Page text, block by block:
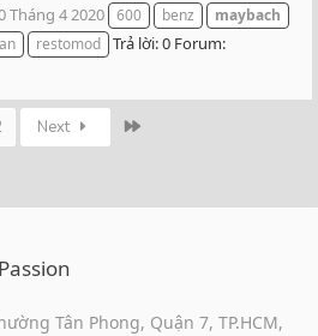
Tháng 4 2020 600 benz
maybach
restomod Trả lời: 0 Forum:
Next
Tân Phong, Quận 7, TP.HCM,